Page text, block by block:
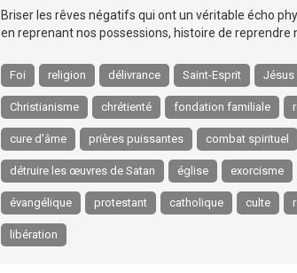
Briser les rêves négatifs qui ont un véritable écho
en reprenant nos possessions, histoire de reprendre
Foi religion délivrance Saint-Esprit Jésus
Christianisme chrétienté fondation familiale
cure d'âme prières puissantes combat spirituel
détruire les œuvres de Satan église exorcisme
évangélique protestant catholique culte
libération